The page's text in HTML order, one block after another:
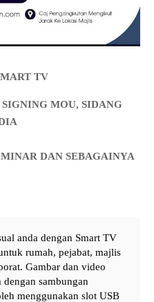
TV
MOU, SIDANG
DAN SEBAGAINYA
anda dengan Smart TV
rumah, pejabat, majlis
Gambar dan video
sambungan
menggunakan slot USB